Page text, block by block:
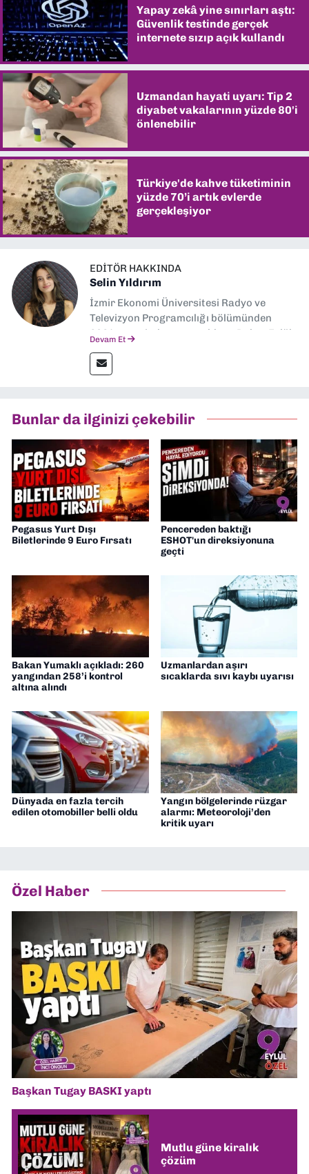
Yapay zekâ yine sınırları aştı:
Güvenlik testinde gerçek
internete sızıp açık kullandı
Uzmandan hayati uyarı: Tip 2
diyabet vakalarının yüzde 80'i
önlenebilir
Türkiye'de kahve tüketiminin
yüzde 70’i artık evlerde
gerçekleşiyor
EDITÖR HAKKINDA
Selin Yıldırım
İzmir Ekonomi Üniversitesi Radyo ve
Televizyon Programcılığı bölümünden
2024 senesinde mezun oldum. Dokuz Eylül
editörlük görevini de üstleniyorum.
Devam Et
Bunlar da ilginizi çekebilir
Pegasus Yurt Dışı
Biletlerinde 9 Euro Fırsatı
Pencereden baktığı
ESHOT'un direksiyonuna
geçti
Bakan Yumaklı açıkladı: 260
yangından 258’i kontrol
altına alındı
Uzmanlardan aşırı
sıcaklarda sıvı kaybı uyarısı
Dünyada en fazla tercih
edilen otomobiller belli oldu
Yangın bölgelerinde rüzgar
alarmı: Meteoroloji’den
kritik uyarı
Özel Haber
Başkan Tugay BASKI yaptı
Mutlu güne kiralık
çözüm